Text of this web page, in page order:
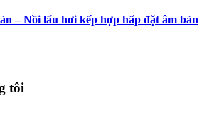
– Nồi lẩu hơi kếp hợp hấp đặt âm bàn
tôi